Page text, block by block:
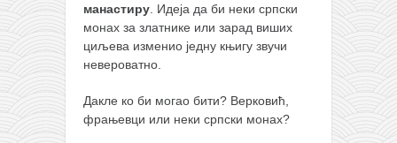
манастиру . Идеја да би неки српски
монах за златнике или зарад виших
циљева изменио једну књигу звучи
невероватно.
Дакле ко би могао бити? Верковић,
фрањевци или неки српски монах?